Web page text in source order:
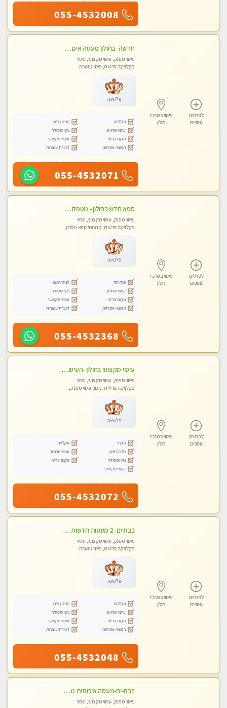
055-4532008
לפרטים
נוספים
עיסוי במרכז
חולון
חדשה -בחולון מעסה איכותית מפנקת ומקצועית לעיסוי חלומי ..... ללא מין
עיסוי מפנק, עיסוי מקצועי, עיסוי
בקלניקה פרטית, עיסוי טנטרה
פלטינה
מקלחת
חניה חינם
עיסוי מרגיע
נקי ומסודר
מקום פרטי
עיסוי מקצועי
תמונה אמיתית
דוברת עיברית
055-4532071
לפרטים
נוספים
עיסוי במרכז
חולון
ספא חדש בחולון - מטפלות מקצועיות ברמה גבוהה מומלץ מאוד !!! . . highly recommended..new in the city -אין פרטים נוספים במקום -ללא מין !!
עיסוי מפנק, עיסוי מקצועי, עיסוי
בקלניקה פרטית, מתחמי ספא מפנק,
פלטינה
מקלחת
חניה חינם
עיסוי מרגיע
נקי ומסודר
מקום פרטי
עיסוי מקצועי
תמונה אמיתית
דוברת עיברית
055-4532368
לפרטים
נוספים
עיסוי במרכז
חולון
עיסוי מקצועי בחולון -העיסוי הכי טוב בעיר אצלי רוצה לבוא ? תתקשר
עיסוי מפנק, עיסוי מקצועי, עיסוי
בקלניקה פרטית, מכוני עיסוי מפנק,
פלטינה
ג'קוזי
מקלחת
חניה חינם
עיסוי מרגיע
נקי ומסודר
מקום פרטי
עיסוי מקצועי
055-4532072
לפרטים
נוספים
עיסוי במרכז
חולון
בבת ים -2 מעסות חדשות במרכז העיר לעיסוי איכותי ומקצועי
עיסוי מפנק, עיסוי מקצועי, עיסוי
בקלניקה פרטית, עיסוי טנטרה
פלטינה
מקלחת
חניה חינם
עיסוי מרגיע
נקי ומסודר
מקום פרטי
עיסוי מקצועי
תמונה אמיתית
דוברת עיברית
055-4532048
בבת-ים-מעסה איכותית מקצועית ומפנקת עיסוי בקליניקה פרטית
עיסוי מפנק, עיסוי מקצועי, עיסוי